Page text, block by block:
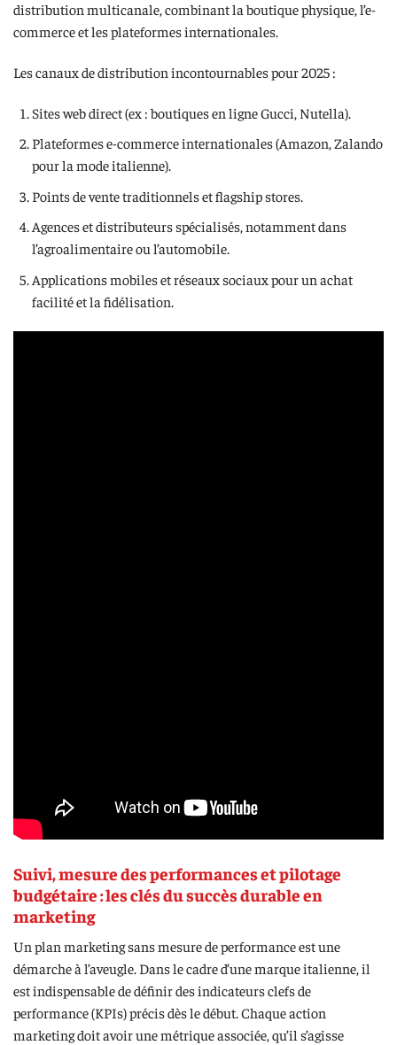
distribution multicanale, combinant la boutique physique, l’e-
commerce et les plateformes internationales.
Les canaux de distribution incontournables pour 2025 :
Sites web direct (ex : boutiques en ligne Gucci, Nutella).
Plateformes e-commerce internationales (Amazon, Zalando
pour la mode italienne).
Points de vente traditionnels et flagship stores.
Agences et distributeurs spécialisés, notamment dans
l’agroalimentaire ou l’automobile.
Applications mobiles et réseaux sociaux pour un achat
facilité et la fidélisation.
Suivi, mesure des performances et pilotage
budgétaire : les clés du succès durable en
marketing
Un plan marketing sans mesure de performance est une
démarche à l’aveugle. Dans le cadre d’une marque italienne, il
est indispensable de définir des indicateurs clefs de
performance (KPIs) précis dès le début. Chaque action
marketing doit avoir une métrique associée, qu’il s’agisse